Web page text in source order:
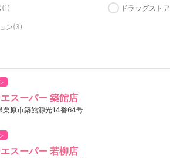
(1) ドラッグストア
ン(3)
スーパー 築館店
栗原市築館源光14番64号
スーパー 若柳店